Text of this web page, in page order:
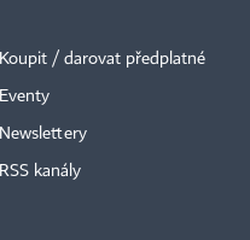
Koupit / darovat předplatné
Eventy
Newslettery
RSS kanály